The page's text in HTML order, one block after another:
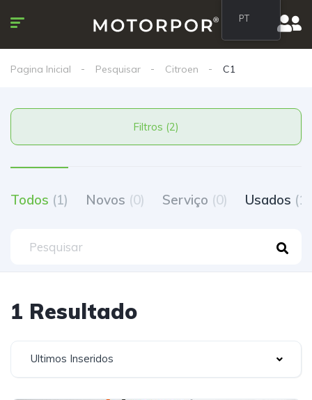
Pagina Inicial Pesquisar Citroen C1
Filtros (2)
Todos (1) Novos (0) Serviço (0) Usados (1)
1 Resultado
Ultimos Inseridos
PT